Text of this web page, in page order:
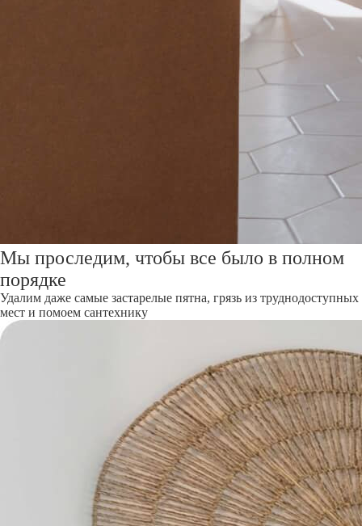
Мы проследим, чтобы все было в полном
порядке
Удалим даже самые застарелые пятна, грязь из труднодоступных
мест и помоем сантехнику